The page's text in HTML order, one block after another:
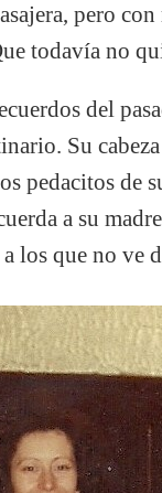
pero
todavía no
del
Su
pedacitos
a su
los que no ve